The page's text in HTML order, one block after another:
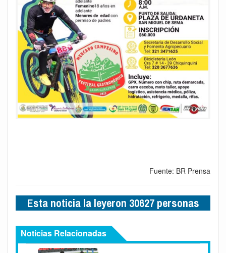
Fuente: BR Prensa
Esta noticia la leyeron 30627 personas
Noticias Relacionadas